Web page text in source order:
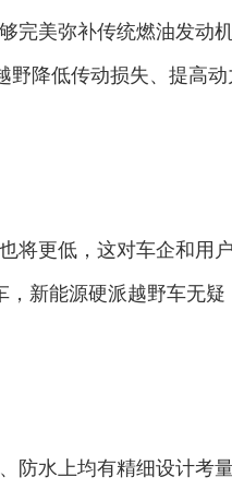
完美弥补传统燃油发动
野降低传动损失、提高动
将更低，这对车企和用
，新能源硬派越野车无疑
防水上均有精细设计考量